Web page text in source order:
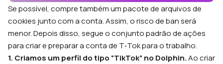
Se possível, compre também um pacote de arquivos de
cookies junto com a conta. Assim, o risco de ban será
menor. Depois disso, segue o conjunto padrão de ações
para criar e preparar a conta de T‑Tok para o trabalho.
1. Criamos um perfil do tipo “TikTok” no Dolphin.Ao criar